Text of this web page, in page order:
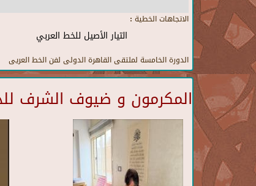
الاتجاهات الخطية :
التيار الأصيل للخط العربي
الدورة الخامسة لملتقى القاهرة الدولى لفن الخط العريى
المكرمون و ضيوف الشرف